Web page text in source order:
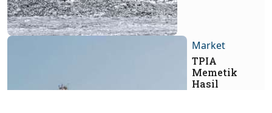
Market
TPIA
Memetik
Hasil